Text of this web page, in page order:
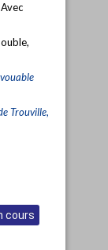
Trouville,
cours